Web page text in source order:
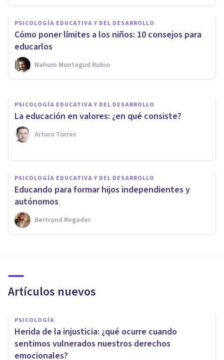
PSICOLOGÍA EDUCATIVA Y DEL DESARROLLO
Cómo poner límites a los niños: 10 consejos para
educarlos
Nahum Montagud Rubio
Cómo educar las emociones de
los niños, en 3 claves (y
beneficios)
Bertrand Regader
PSICOLOGÍA EDUCATIVA Y DEL DESARROLLO
​La educación en valores: ¿en qué consiste?
Arturo Torres
PSICOLOGÍA EDUCATIVA Y DEL DESARROLLO
​Educando para formar hijos independientes y
autónomos
Bertrand Regader
Artículos nuevos
PSICOLOGÍA
Herida de la injusticia: ¿qué ocurre cuando
sentimos vulnerados nuestros derechos
emocionales?